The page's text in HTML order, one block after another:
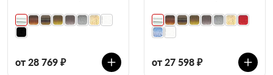
от 28 769 ₽ от 27 598 ₽